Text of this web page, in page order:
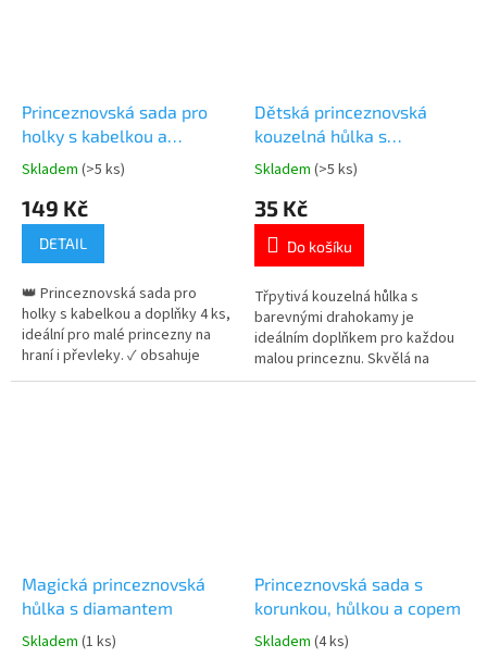
Princeznovská sada pro
holky s kabelkou a
doplňky 4 ks
Průměrné
produktu
5
hvězdiček.
Skladem (>5 ks)
149 Kč
DETAIL
👑 Princeznovská sada pro
holky s kabelkou a doplňky 4 ks,
ideální pro malé princezny na
hraní i převleky. ✓ obsahuje
kabelku, korunku, náušnice a
Dětská princeznovská
kouzelná hůlka s
drahokamy
Průměrné
produktu
5,0
5
hvězdiček.
Skladem (>5 ks)
35 Kč
Do košíku
Třpytivá kouzelná hůlka s
barevnými drahokamy je
ideálním doplňkem pro každou
malou princeznu. Skvělá na
hraní, karneval i pohádkové
Magická princeznovská
hůlka s diamantem
Průměrné
Skladem (1 ks)
Princeznovská sada s
korunkou, hůlkou a copem
Průměrné
Skladem (4 ks)